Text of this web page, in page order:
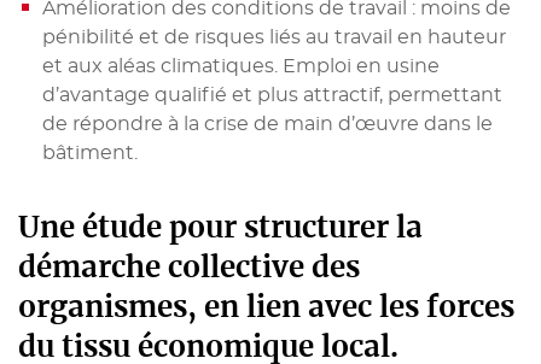
Amélioration des conditions de travail : moins de
pénibilité et de risques liés au travail en hauteur
et aux aléas climatiques. Emploi en usine
d’avantage qualifié et plus attractif, permettant
de répondre à la crise de main d’œuvre dans le
bâtiment.
Une étude pour structurer la
démarche collective des
organismes, en lien avec les forces
du tissu économique local.